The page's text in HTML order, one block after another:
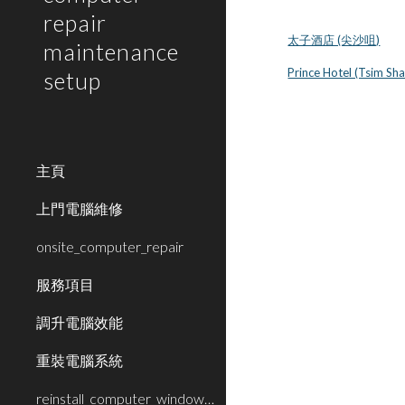
repair
maintenance
setup
主頁
上門電腦維修
onsite_computer_repair
服務項目
調升電腦效能
重裝電腦系統
太子酒店 (尖沙咀)
Prince Hotel (Tsim